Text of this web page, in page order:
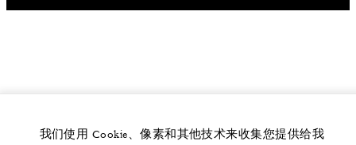
我们使用 Cookie、像素和其他技术来收集您提供给我